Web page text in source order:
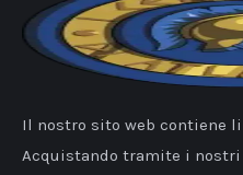
Il nostro sito web contiene
Acquistando tramite i